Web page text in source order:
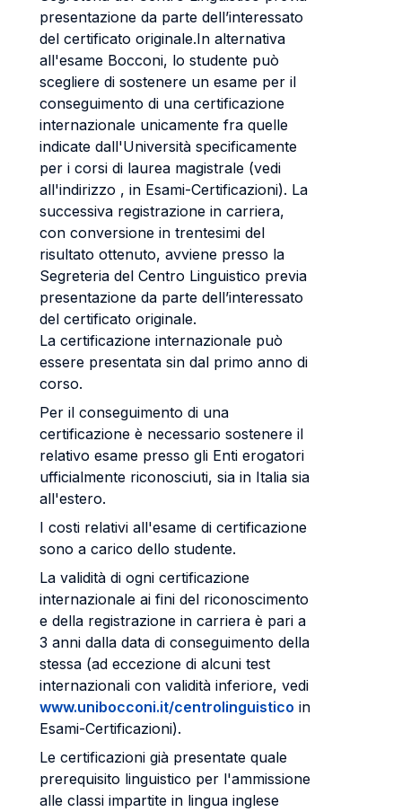
presentazione da parte dell’interessato
del certificato originale.In alternativa
all'esame Bocconi, lo studente può
scegliere di sostenere un esame per il
conseguimento di una certificazione
internazionale unicamente fra quelle
indicate dall'Università specificamente
per i corsi di laurea magistrale (vedi
all'indirizzo , in Esami-Certificazioni). La
successiva registrazione in carriera,
con conversione in trentesimi del
risultato ottenuto, avviene presso la
Segreteria del Centro Linguistico previa
presentazione da parte dell’interessato
del certificato originale.
La certificazione internazionale può
essere presentata sin dal primo anno di
corso.
Per il conseguimento di una
certificazione è necessario sostenere il
relativo esame presso gli Enti erogatori
ufficialmente riconosciuti, sia in Italia sia
all'estero.
I costi relativi all'esame di certificazione
sono a carico dello studente.
La validità di ogni certificazione
internazionale ai fini del riconoscimento
e della registrazione in carriera è pari a
3 anni dalla data di conseguimento della
stessa (ad eccezione di alcuni test
internazionali con validità inferiore, vedi
www.unibocconi.it/centrolinguistico in
Esami-Certificazioni).
Le certificazioni già presentate quale
prerequisito linguistico per l'ammissione
alle classi impartite in lingua inglese